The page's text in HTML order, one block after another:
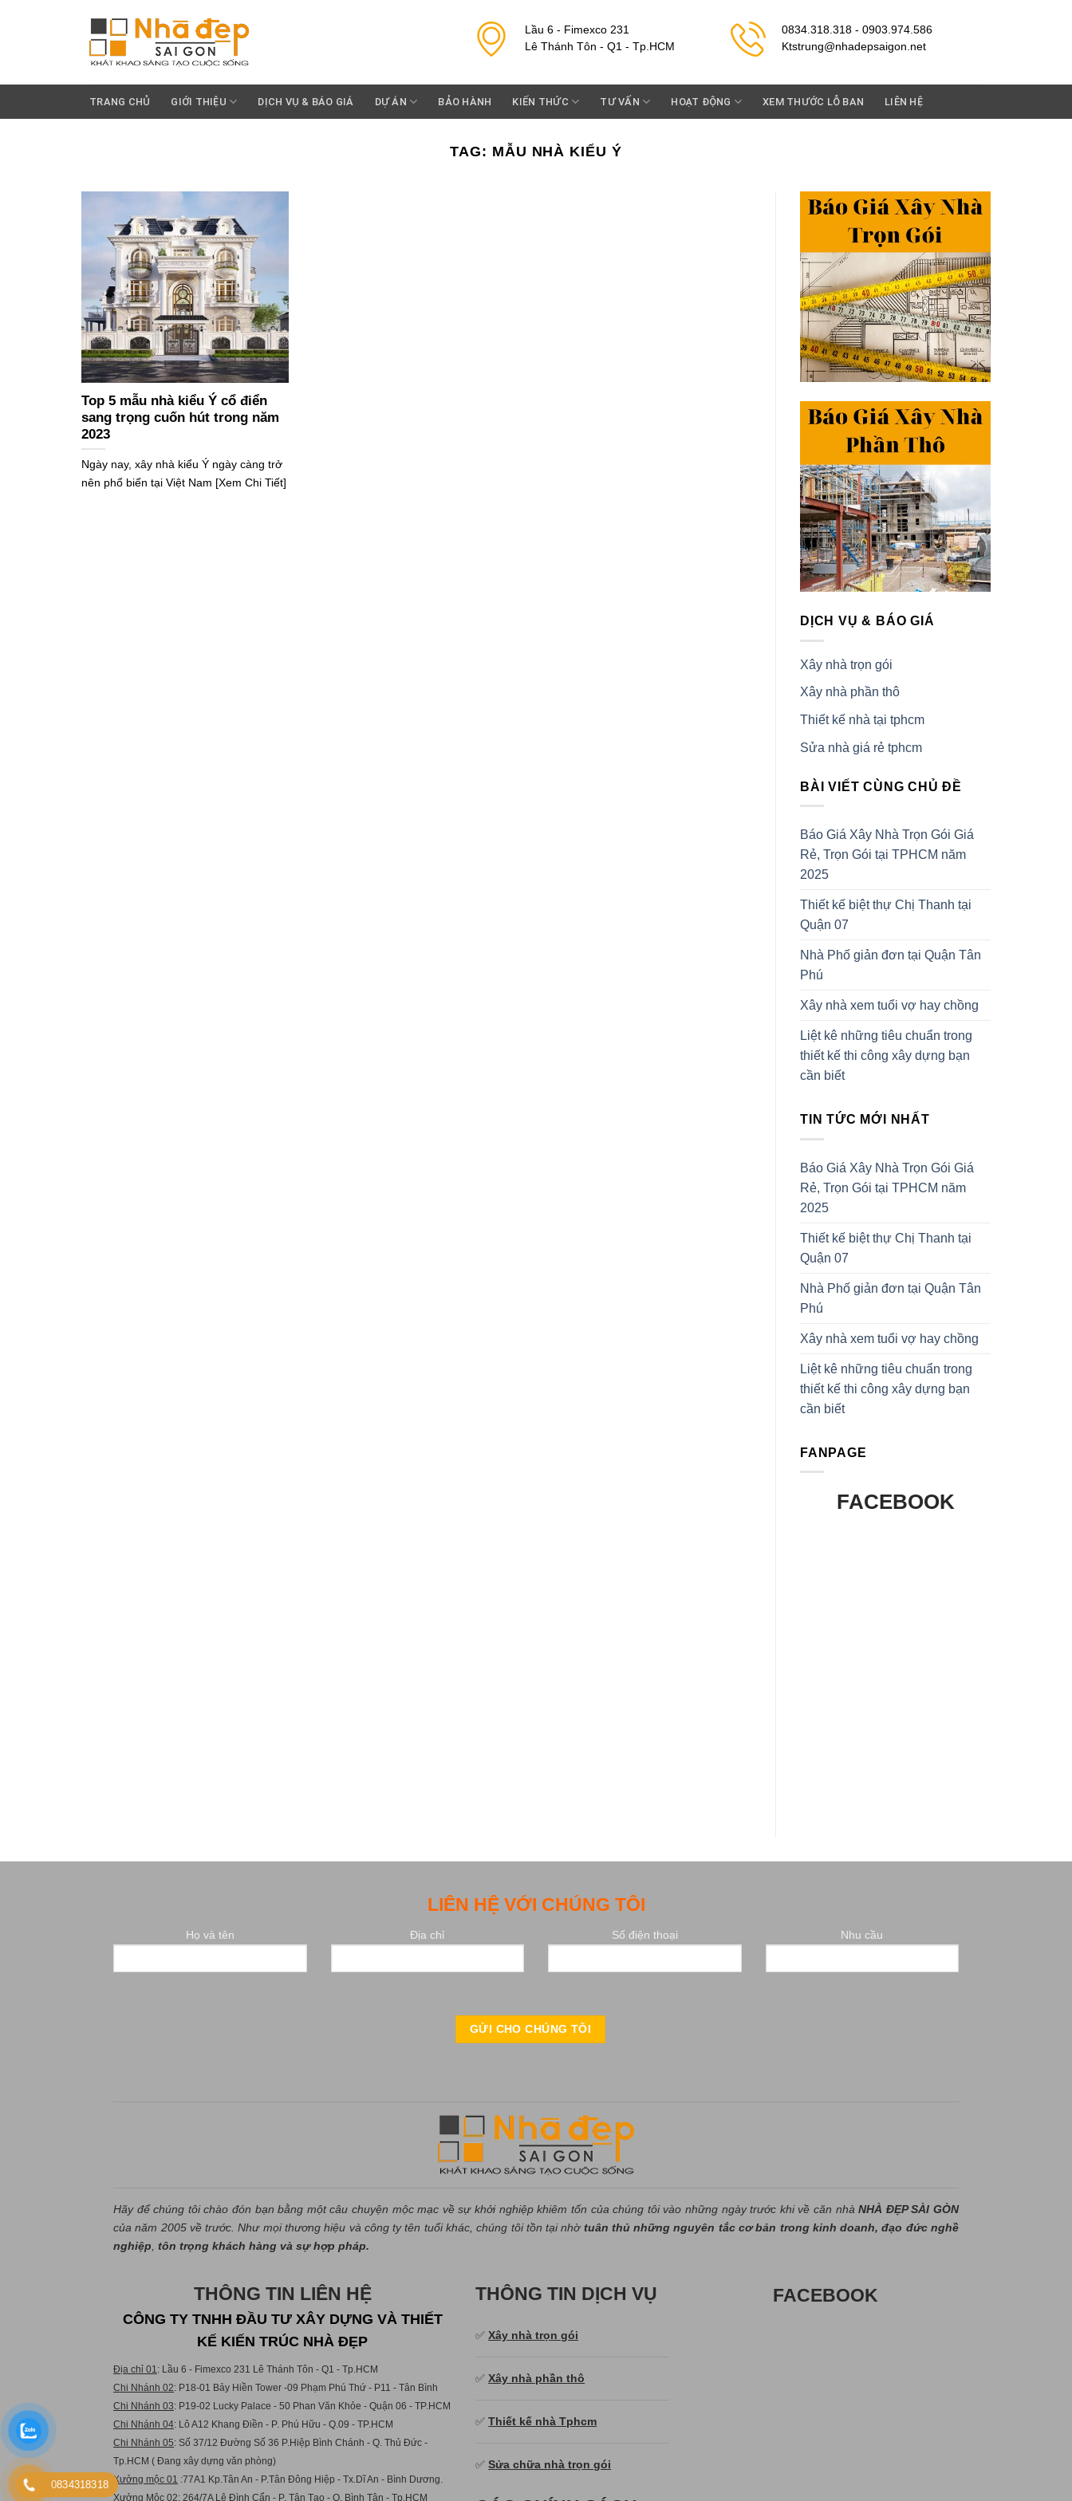
Lầu 6 - Fimexco 231
Lê Thánh Tôn - Q1 - Tp.HCM
0834.318.318 - 0903.974.586
Ktstrung@nhadepsaigon.net
TRANG CHỦ GIỚI THIỆU DỊCH VỤ & BÁO GIÁ DỰ ÁN BẢO HÀNH KIẾN THỨC TƯ VẤN HOẠT ĐỘNG XEM THƯỚC LỖ BAN LIÊN HỆ
TAG: MẪU NHÀ KIỂU Ý
Top 5 mẫu nhà kiểu Ý cổ điển
sang trọng cuốn hút trong năm
2023
Ngày nay, xây nhà kiểu Ý ngày càng trở
nên phổ biến tại Việt Nam [Xem Chi Tiết]
DỊCH VỤ & BÁO GIÁ
Xây nhà trọn gói
Xây nhà phần thô
Thiết kế nhà tại tphcm
Sửa nhà giá rẻ tphcm
BÀI VIẾT CÙNG CHỦ ĐỀ
Báo Giá Xây Nhà Trọn Gói Giá
Rẻ, Trọn Gói tại TPHCM năm
2025
Thiết kế biệt thự Chị Thanh tại
Quận 07
Nhà Phố giản đơn tại Quận Tân
Phú
Xây nhà xem tuổi vợ hay chồng
Liệt kê những tiêu chuẩn trong
thiết kế thi công xây dựng bạn
cần biết
TIN TỨC MỚI NHẤT
Báo Giá Xây Nhà Trọn Gói Giá
Rẻ, Trọn Gói tại TPHCM năm
2025
Thiết kế biệt thự Chị Thanh tại
Quận 07
Nhà Phố giản đơn tại Quận Tân
Phú
Xây nhà xem tuổi vợ hay chồng
Liệt kê những tiêu chuẩn trong
thiết kế thi công xây dựng bạn
cần biết
FANPAGE
FACEBOOK
LIÊN HỆ VỚI CHÚNG TÔI
Họ và tên Địa chỉ Số điện thoại Nhu cầu
Hãy để chúng tôi chào đón bạn bằng một câu chuyện mộc mạc về sự khởi nghiệp khiêm tốn của chúng tôi vào những ngày trước khi về căn nhàNHÀ ĐẸP SÀI GÒN
của năm 2005 về trước. Như mọi thương hiệu và công ty tên tuổi khác, chúng tôi tồn tại nhờ tuân thủ những nguyên tắc cơ bản trong kinh doanh, đạo đức nghề
nghiệp tôn trọng khách hàng và sự hợp pháp.
THÔNG TIN LIÊN HỆ
CÔNG TY TNHH ĐẦU TƯ XÂY DỰNG VÀ THIẾT
KẾ KIẾN TRÚC NHÀ ĐẸP
Địa chỉ 01 : Lầu 6 - Fimexco 231 Lê Thánh Tôn - Q1 - Tp.HCM
Chi Nhánh 02: P18-01 Bảy Hiền Tower -09 Phạm Phú Thứ - P11 - Tân Bình
Chi Nhánh 03: P19-02 Lucky Palace - 50 Phan Văn Khỏe - Quận 06 - TP.HCM
Chi Nhánh 04: Lô A12 Khang Điền - P. Phú Hữu - Q.09 - TP.HCM
Chi Nhánh 05: Số 37/12 Đường Số 36 P.Hiệp Bình Chánh - Q. Thủ Đức -
Tp.HCM ( Đang xây dựng văn phòng)
Xưởng mộc 01
:77A1 Kp.Tân An - P.Tân Đông Hiệp - Tx.Dĩ An - Bình Dương.
Xưởng Mộc 02: 264/7A Lê Đình Cẩn - P. Tân Tạo - Q. Bình Tân - Tp.HCM
THÔNG TIN DỊCH VỤ
✅Xây nhà trọn gói
✅Xây nhà phần thô
✅Thiết kế nhà Tphcm
✅Sửa chữa nhà trọn gói
FACEBOOK
0834318318